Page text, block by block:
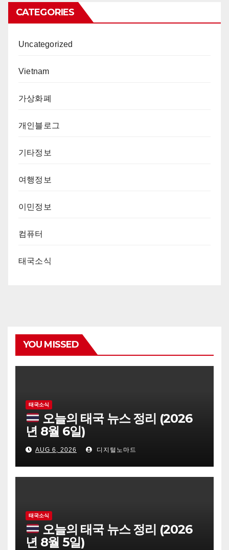
CATEGORIES
Uncategorized
Vietnam
가상화폐
개인블로그
기타정보
여행정보
이민정보
컴퓨터
태국소식
YOU MISSED
태국소식
오늘의 태국 뉴스 정리 (2026
년 8월 6일)
AUG 6, 2026 디지털노마드
태국소식
오늘의 태국 뉴스 정리 (2026
년 8월 5일)